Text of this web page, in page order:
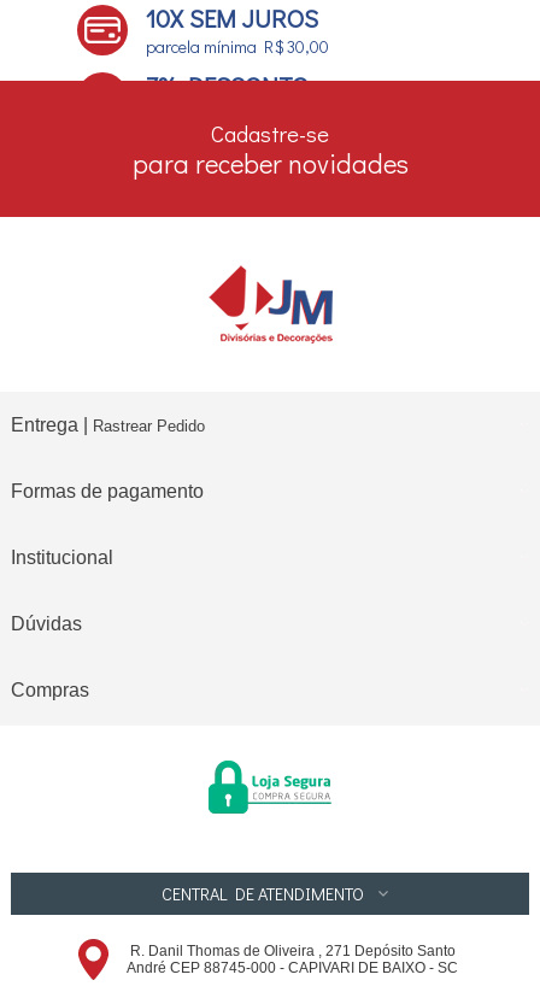
10X SEM JUROS
parcela mínima R$ 30,00
7% DESCONTO
Cadastre-se
para receber novidades
Entrega | Rastrear Pedido
Formas de pagamento
Institucional
Dúvidas
Compras
CENTRAL DE ATENDIMENTO
R. Danil Thomas de Oliveira , 271 Depósito Santo
André CEP 88745-000 - CAPIVARI DE BAIXO - SC